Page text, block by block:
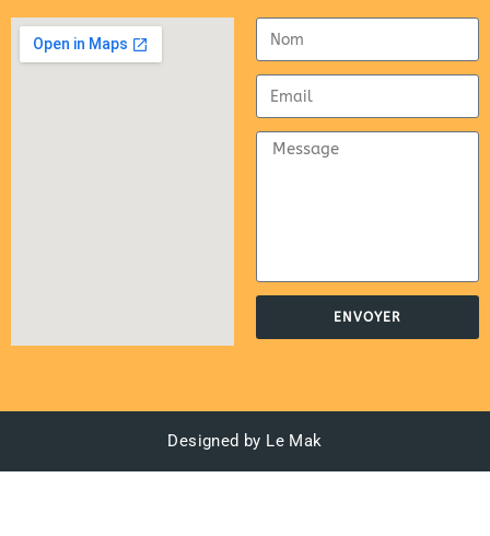
ENVOYER
Designed by Le Mak